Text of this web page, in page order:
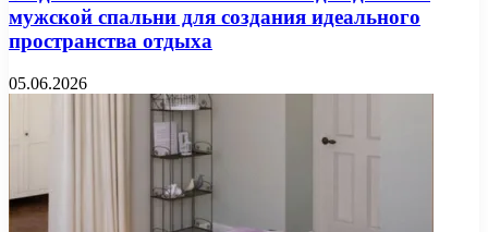
мужской спальни для создания идеального
пространства отдыха
05.06.2026